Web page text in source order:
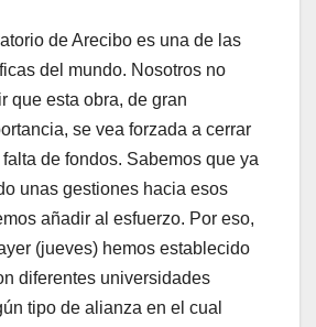
de Arecibo es una de las
del mundo. Nosotros no
que esta obra, de gran
se vea forzada a cerrar
de fondos. Sabemos que ya
unas gestiones hacia esos
añadir al esfuerzo. Por eso,
(jueves) hemos establecido
diferentes universidades
tipo de alianza en el cual